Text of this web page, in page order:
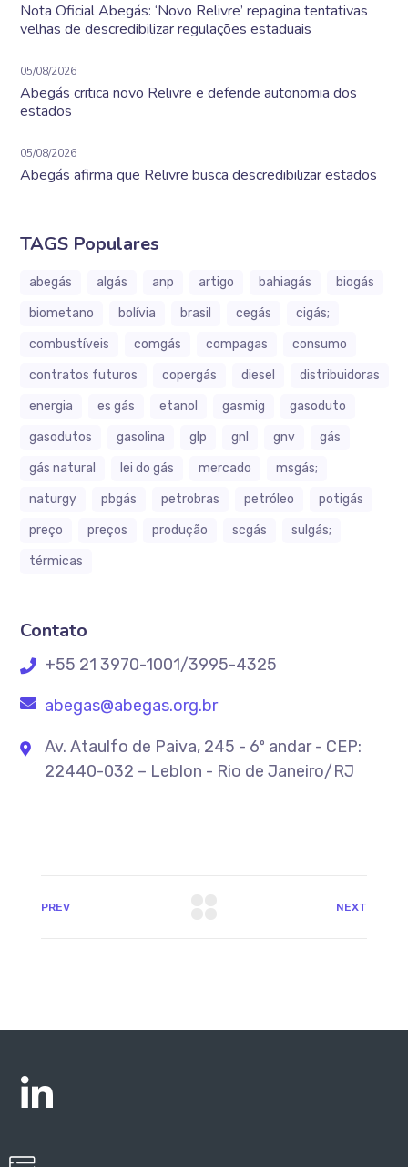
Nota Oficial Abegás: ‘Novo Relivre’ repagina tentativas
velhas de descredibilizar regulações estaduais
05/08/2026
Abegás critica novo Relivre e defende autonomia dos
estados
05/08/2026
Abegás afirma que Relivre busca descredibilizar estados
TAGS Populares
abegás algás anp artigo bahiagás
biogás
biometano
bolívia brasil cegás
cigás;
combustíveis
comgás compagas
consumo
contratos futuros
copergás diesel
distribuidoras
energia
es gás etanol gasmig
gasoduto
gasodutos
gasolina glp gnl gnv
gás
gás natural
lei do gás mercado
msgás;
naturgy
pbgás petrobras petróleo
potigás
preço
preços produção scgás
sulgás;
térmicas
Contato
+55 21 3970-1001/3995-4325
abegas@abegas.org.br
Av. Ataulfo de Paiva, 245 - 6º andar - CEP:
22440-032 – Leblon - Rio de Janeiro/RJ
PREV NEXT